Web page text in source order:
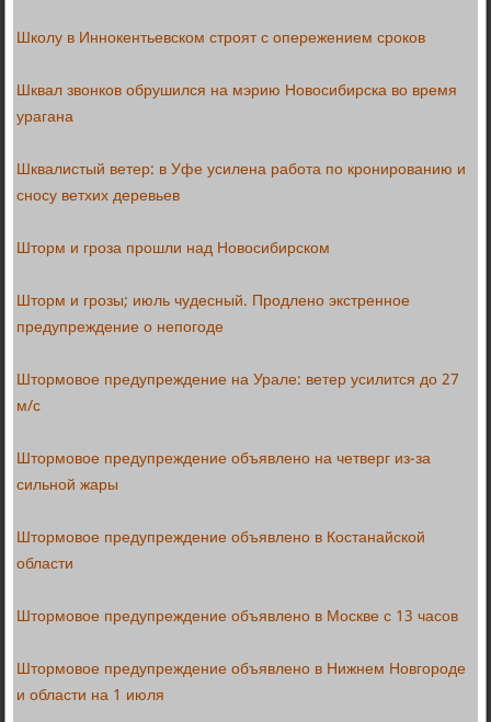
Школу в Иннокентьевском строят с опережением сроков
Шквал звонков обрушился на мэрию Новосибирска во время
урагана
Шквалистый ветер: в Уфе усилена работа по кронированию и
сносу ветхих деревьев
Шторм и гроза прошли над Новосибирском
Шторм и грозы; июль чудесный. Продлено экстренное
предупреждение о непогоде
Штормовое предупреждение на Урале: ветер усилится до 27
м/с
Штормовое предупреждение объявлено на четверг из-за
сильной жары
Штормовое предупреждение объявлено в Костанайской
области
Штормовое предупреждение объявлено в Москве с 13 часов
Штормовое предупреждение объявлено в Нижнем Новгороде
и области на 1 июля